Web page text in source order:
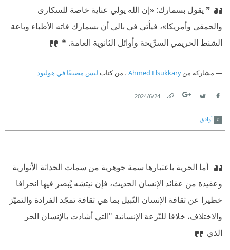
❞ ⁠‫يقول بسمارك: «إن الله يولي عناية خاصة للسكارى
والحمقى وأمريكا»، فيأتي في بالي أن بسمارك فاته الأطباء وباعة
الشنط الحريمي السرِّيحة وأوائل الثانوية العامة. ❝
مشاركة منAhmed Elsukkary ، من كتاب ليس مصيفًا في هوليود
24‏/6‏/2024
أوافق
‫ أما الحرية باعتبارها سمة جوهرية من سمات الحداثة الأنوارية
وعقيدة من عقائد الإنسان الحديث، فإن نيتشه يُبصر فيها انحرافا
خطيرا عن ثقافة الإنسان النّبيل بما هي ثقافة تمجّد الفرادة والتميّز
والاختلاف، خلافا للنّزعة الإنسانية "التي أشادت بالإنسان الحر
الذي